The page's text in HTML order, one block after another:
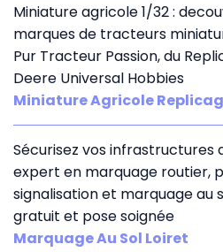
Miniature agricole 1/32 :
marques de tracteurs
Pur Tracteur Passion, du
Deere Universal Hobbies
Miniature Agricole
Sécurisez vos infrastructures
expert en marquage routier,
signalisation et marquage au
gratuit et pose soignée
Marquage Au Sol Loiret